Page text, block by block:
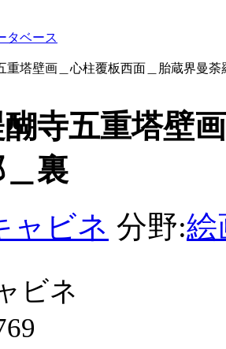
タベース
重塔壁画＿心柱覆板西面＿胎蔵界曼
醐寺五重塔壁
裏
ャビネ 分野:絵
ビネ